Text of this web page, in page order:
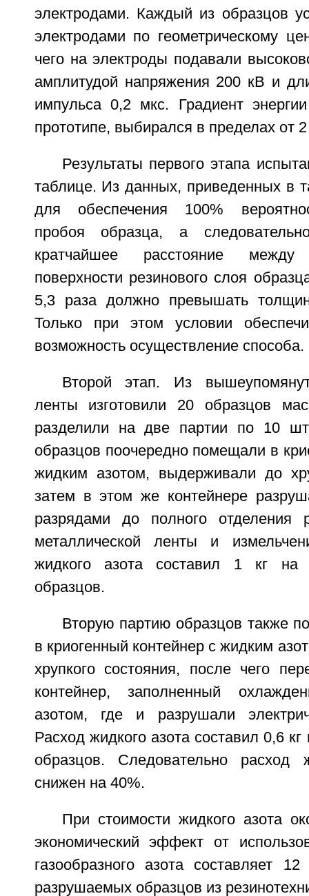
электродами. Каждый из образцов
электродами по геометрическому
чего на электроды подавали
амплитудой напряжения 200 кВ и
импульса 0,2 мкс. Градиент
прототипе, выбирался в пределах от
Результаты первого этапа
таблице. Из данных, приведенных в
для обеспечения 100%
пробоя образца, а
кратчайшее расстояние
поверхности резинового слоя
5,3 раза должно превышать
Только при этом условии
возможность осуществление способа.
Второй этап. Из
ленты изготовили 20 образцов
разделили на две партии по 10
образцов поочередно помещали в
жидким азотом, выдерживали до
затем в этом же контейнере
разрядами до полного отделения
металлической ленты и
жидкого азота составил 1 кг
образцов.
Вторую партию образцов также
в криогенный контейнер с жидким
хрупкого состояния, после чего
контейнер, заполненный
азотом, где и разрушали
Расход жидкого азота составил 0,6
образцов. Следовательно расход
снижен на 40%.
При стоимости жидкого азота
экономический эффект от
газообразного азота составляет
разрушаемых образцов из